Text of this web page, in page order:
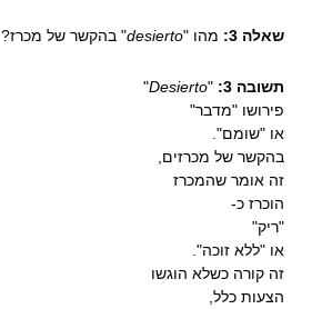
שאלה 3: מהו "desierto" בהקשר של מכרז?
תשובה 3: "
Desierto
"
פירושו "מדבר"
או "שומם".
בהקשר של מכרזים,
זה אומר שהמכרז
הוכרז כ-
"ריק"
או "ללא זוכה".
זה קורה כשלא הוגשו
הצעות כלל,